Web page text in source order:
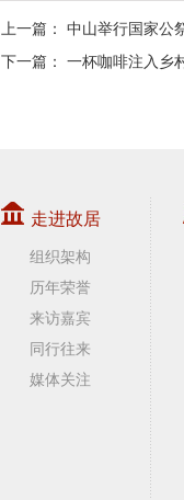
上一篇： 中山举行国家公
下一篇： 一杯咖啡注入乡
走进故居
组织架构
历年荣誉
来访嘉宾
同行往来
媒体关注